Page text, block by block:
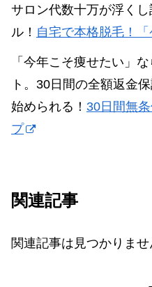
サロン代数十万が浮く
ル！ 自宅で本格脱毛！
「今年こそ痩せたい」
ト。30日間の全額返金
始められる！ 30日間無
プ
関連記事
関連記事は見つかりませ